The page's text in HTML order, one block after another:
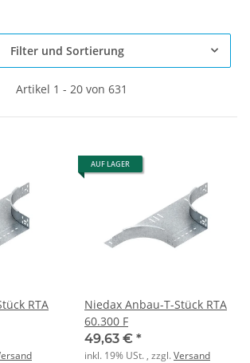
Filter und Sortierung
Artikel 1 - 20 von 631
RTA
AUF LAGER
Niedax Anbau-T-Stück RTA
60.300 F
49,63 € *
inkl. 19% USt. , zzgl.Versand